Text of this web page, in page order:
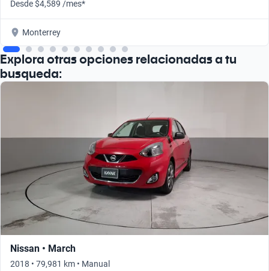
Desde $4,589 /mes*
Monterrey
Explora otras opciones relacionadas a tu
busqueda:
Nissan • March
2018 • 79,981 km • Manual